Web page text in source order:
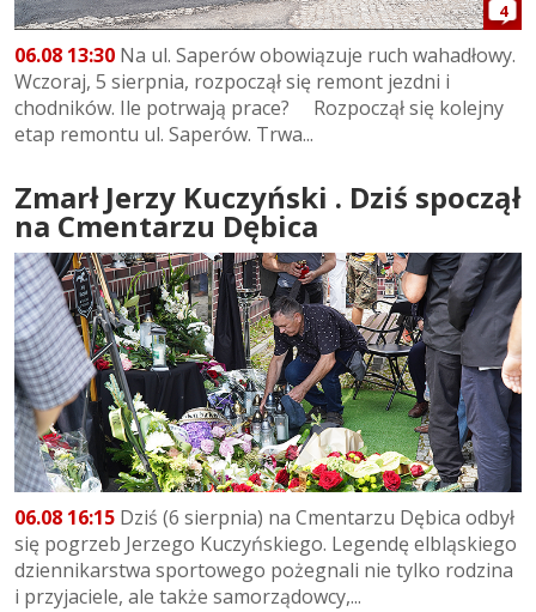
4
06.08 13:30 Na ul. Saperów obowiązuje ruch wahadłowy.
Wczoraj, 5 sierpnia, rozpoczął się remont jezdni i
chodników. Ile potrwają prace? Rozpoczął się kolejny
etap remontu ul. Saperów. Trwa...
Zmarł Jerzy Kuczyński . Dziś spoczął
na Cmentarzu Dębica
06.08 16:15 Dziś (6 sierpnia) na Cmentarzu Dębica odbył
się pogrzeb Jerzego Kuczyńskiego. Legendę elbląskiego
dziennikarstwa sportowego pożegnali nie tylko rodzina
i przyjaciele, ale także samorządowcy,...